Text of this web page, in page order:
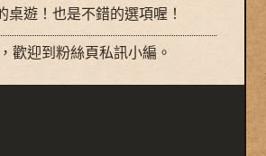
桌遊！也是不錯的選項喔！
歡迎到粉絲頁私訊小編。